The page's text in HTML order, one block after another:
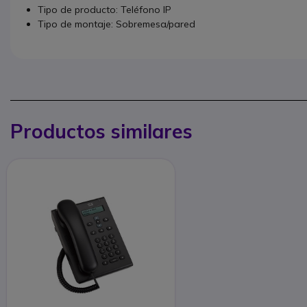
Tipo de producto: Teléfono IP
Tipo de montaje: Sobremesa/pared
Productos similares